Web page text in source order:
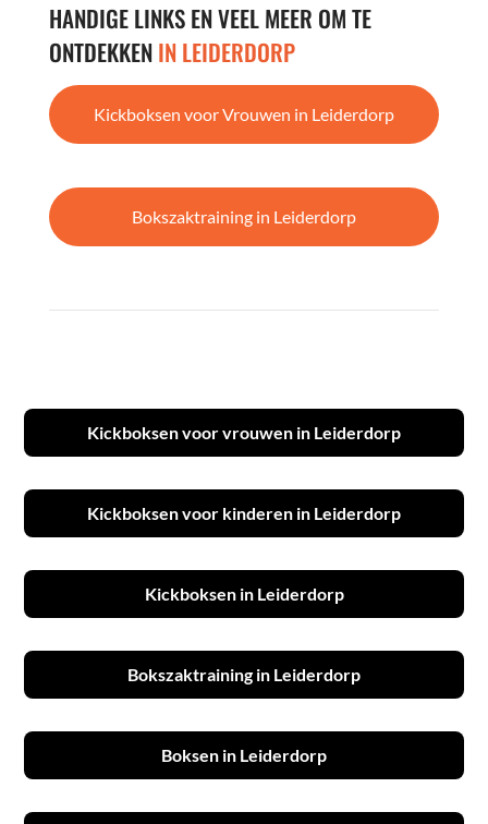
HANDIGE LINKS EN VEEL MEER OM TE
ONTDEKKENIN LEIDERDORP
Kickboksen voor Vrouwen in Leiderdorp
Bokszaktraining in Leiderdorp
Kickboksen voor vrouwen in Leiderdorp
Kickboksen voor kinderen in Leiderdorp
Kickboksen in Leiderdorp
Bokszaktraining in Leiderdorp
Boksen in Leiderdorp